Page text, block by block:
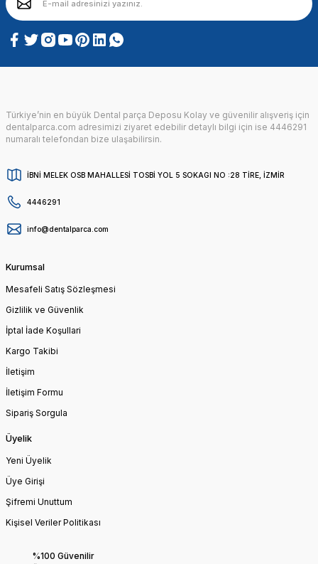
Türkiye’nin en büyük Dental parça Deposu Kolay ve güvenilir alışveriş için
dentalparca.com adresimizi ziyaret edebilir detaylı bilgi için ise 4446291
numaralı telefondan bize ulaşabilirsin.
İBNİ MELEK OSB MAHALLESİ TOSBİ YOL 5 SOKAGI NO :28 TİRE, İZMİR
4446291
info@dentalparca.com
Kurumsal
Mesafeli Satış Sözleşmesi
Gizlilik ve Güvenlik
İptal İade Koşullari
Kargo Takibi
İletişim
İletişim Formu
Sipariş Sorgula
Üyelik
Yeni Üyelik
Üye Girişi
Şifremi Unuttum
Kişisel Veriler Politikası
%100 Güvenilir